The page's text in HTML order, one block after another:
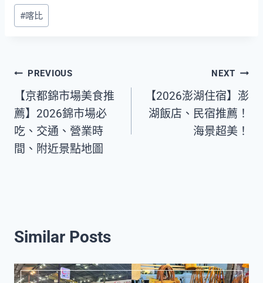
Post
Tags:
#喀比
Post
navigation
PREVIOUS
【京都錦市場美食推
薦】2026錦市場必
吃、交通、營業時
間、附近景點地圖
NEXT
【2026澎湖住宿】澎
湖飯店、民宿推薦！
海景超美！
Similar Posts